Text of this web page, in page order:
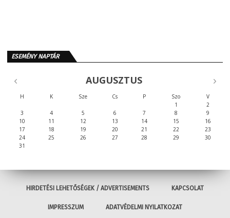
ESEMÉNY NAPTÁR
AUGUSZTUS
H K Sze Cs P Szo
V
1
2
3
4 5 6 7 8
9
10
11 12 13 14 15
16
17
18 19 20 21 22
23
24
25 26 27 28 29
30
31
HIRDETÉSI LEHETŐSÉGEK / ADVERTISEMENTS KAPCSOLAT
IMPRESSZUM ADATVÉDELMI NYILATKOZAT